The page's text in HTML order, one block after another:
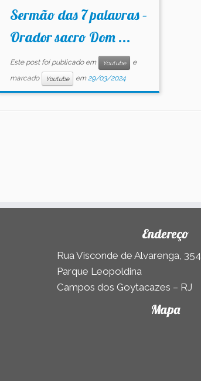
Sermão das 7 palavras –
Orador sacro Dom ...
Este post foi publicado em Youtube
e
marcado
Youtube em29/03/2024
Endereço
Rua Visconde de Alvarenga, 354
Parque Leopoldina
Campos dos Goytacazes – RJ
Mapa